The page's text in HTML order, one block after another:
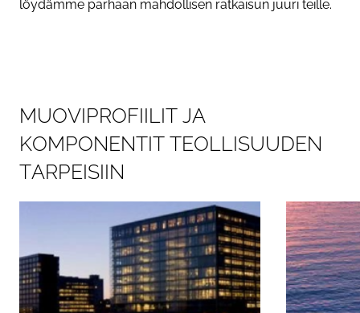
löydämme parhaan mahdollisen ratkaisun juuri teille.
MUOVIPROFIILIT JA
KOMPONENTIT TEOLLISUUDEN
TARPEISIIN